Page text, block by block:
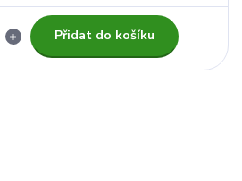
Přidat do košíku